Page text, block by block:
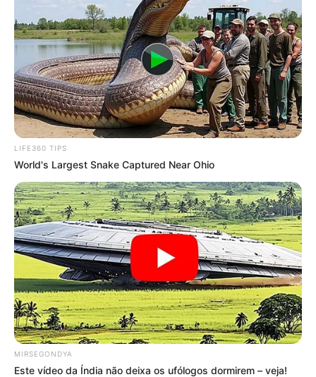
LIFE360 TIPS
World's Largest Snake Captured Near Ohio
MIRSEGONDYA
Este vídeo da Índia não deixa os ufólogos dormirem – veja!